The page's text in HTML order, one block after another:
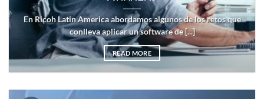
En Ricoh Latin America abordamos algunos de los retos que
conlleva aplicar un software de [...]
READ MORE